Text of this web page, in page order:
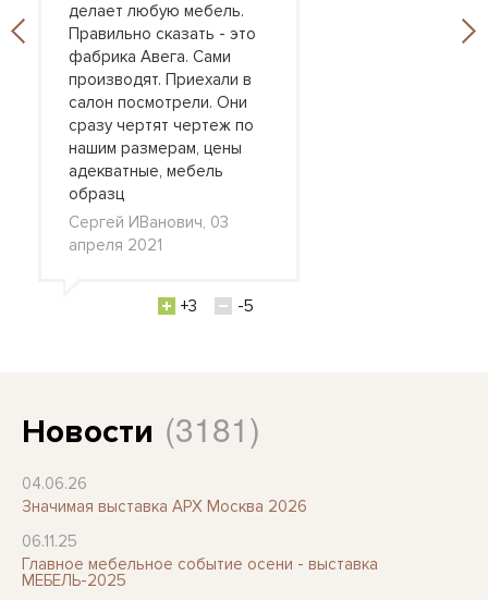
делает любую мебель.
Правильно сказать - это
фабрика Авега. Сами
производят. Приехали в
салон посмотрели. Они
сразу чертят чертеж по
нашим размерам, цены
адекватные, мебель
образц
Сергей ИВанович, 03
апреля 2021
+3 -5
Новости (3181)
04.06.26
Значимая выставка АРХ Москва 2026
06.11.25
Главное мебельное событие осени - выставка
МЕБЕЛЬ-2025